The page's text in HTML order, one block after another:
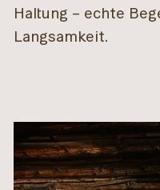
Haltung – echte
Langsamkeit.